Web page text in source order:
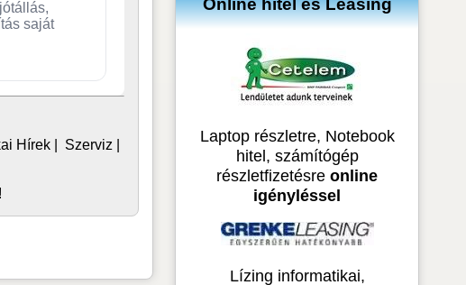
saját
Hírek| Szerviz
Online hitel és Leasing
Laptop részletre, Notebook
hitel, számítógép
részletfizetésreonline
igényléssel
Lízing informatikai,